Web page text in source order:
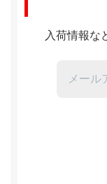
入荷情報な